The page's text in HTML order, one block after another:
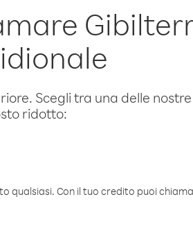
Scegli tra una delle
ridotto:
qualsiasi. Con il tuo credito puoi